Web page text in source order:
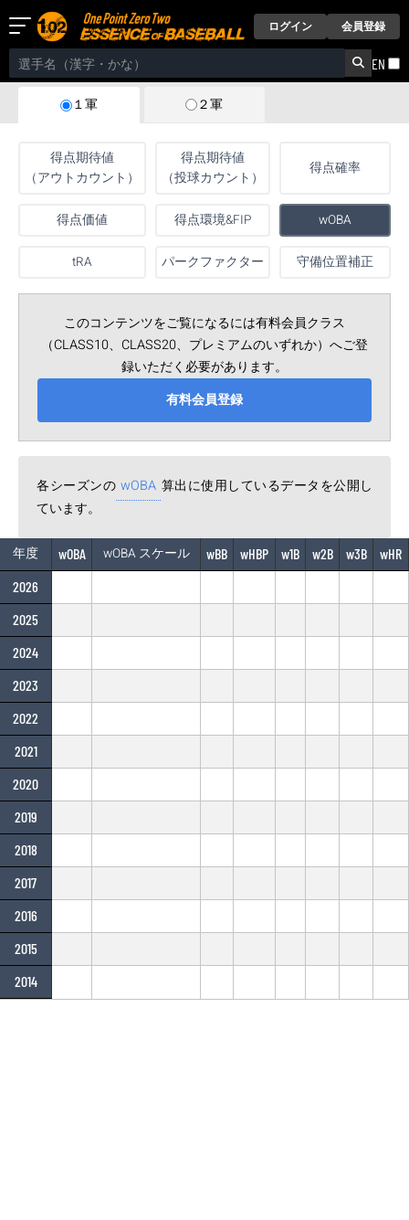
ログイン 会員登録
EN
１軍 ２軍
得点期待値
（アウトカウント）
得点期待値
（投球カウント）
得点確率
得点価値 得点環境&FIP wOBA
tRA パークファクター 守備位置補正
このコンテンツをご覧になるには有料会員クラス
（CLASS10、CLASS20、プレミアムのいずれか）へご登
録いただく必要があります。
有料会員登録
各シーズンの wOBA 算出に使用しているデータを公開し
ています。
年度 wOBA wOBA スケール wBB wHBP w1B w2B w3B
wHR
2026
2025
2024
2023
2022
2021
2020
2019
2018
2017
2016
2015
2014